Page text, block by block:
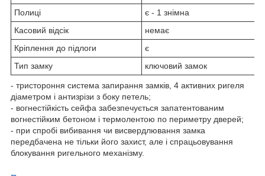
Полиці
є - 1 знімна
Касовий відсік
немає
Кріплення до підлоги
є
Тип замку
ключовий замок
- тристороння система запирання замків, 4 активних ригеля
діаметром і антизрізи з боку петель;
- вогнестійкість сейфа забезпечується запатентованим
вогнестійким бетоном і термолентою по периметру дверей;
- при спробі вибивання чи висвердлювання замка
передбачена не тільки його захист, але і спрацьовування
блокування ригельного механізму.